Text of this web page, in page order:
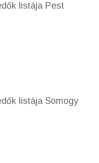
listája Pest
listája Somogy